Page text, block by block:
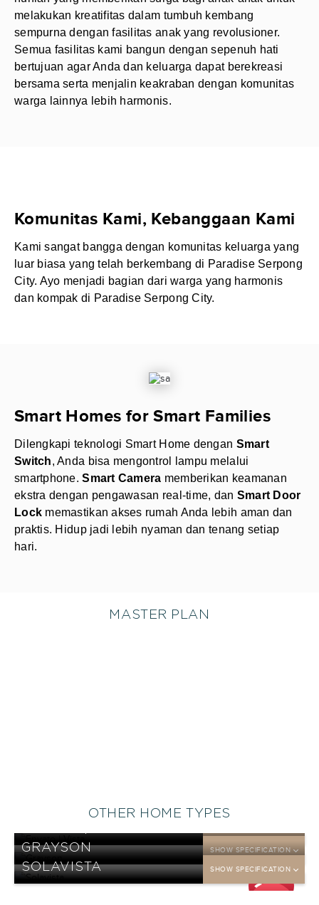
melakukan kreatifitas dalam tumbuh kembang
sempurna dengan fasilitas anak yang revolusioner.
Semua fasilitas kami bangun dengan sepenuh hati
bertujuan agar Anda dan keluarga dapat berekreasi
bersama serta menjalin keakraban dengan komunitas
warga lainnya lebih harmonis.
Komunitas Kami, Kebanggaan Kami
Kami sangat bangga dengan komunitas keluarga yang
luar biasa yang telah berkembang di Paradise Serpong
City. Ayo menjadi bagian dari warga yang harmonis
dan kompak di Paradise Serpong City.
Smart Homes for Smart Families
Dilengkapi teknologi Smart Home dengan Smart
Switch, Anda bisa mengontrol lampu melalui
smartphone.Smart Camera memberikan keamanan
ekstra dengan pengawasan real-time, dan Smart Door
Lock memastikan akses rumah Anda lebih aman dan
praktis. Hidup jadi lebih nyaman dan tenang setiap
hari.
MASTER PLAN
OTHER HOME TYPES
DP
25 jt
25 jt
GRAYSON SHOW SPECIFICATION
SOLAVISTA SHOW SPECIFICATION